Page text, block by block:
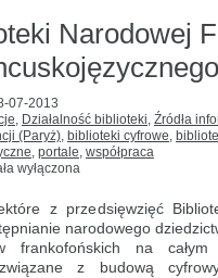
Narodowej
07-2013
, Działalność biblioteki, Źródła
(Paryż), biblioteki cyfrowe,
, portale, współpraca
wyłączona
z przedsięwzięć
narodowego
frankofońskich na
z budową